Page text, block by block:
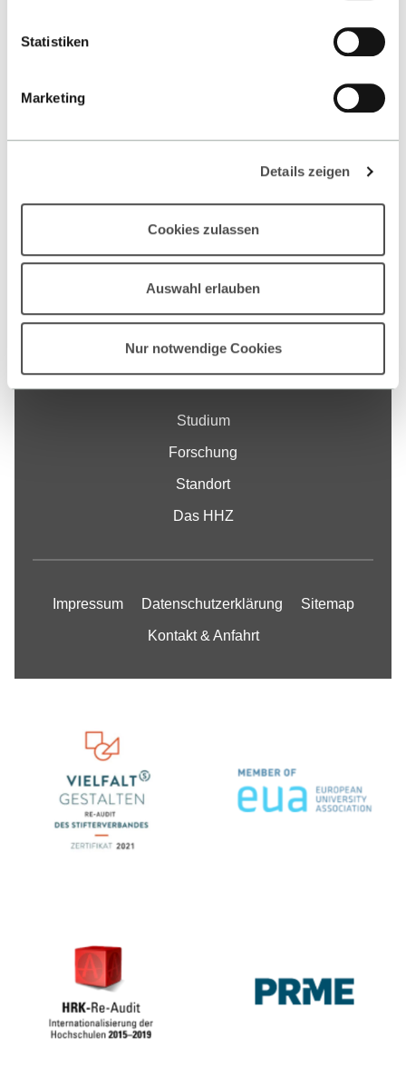
Statistiken
Marketing
Details zeigen
Cookies zulassen
Auswahl erlauben
Nur notwendige Cookies
Herman Hollerith Zentrum
71034 Böblingen
-
Google Maps
Kontakt
Fakultät
Studium
Forschung
Standort
Das HHZ
Impressum Datenschutzerklärung Sitemap
Kontakt & Anfahrt